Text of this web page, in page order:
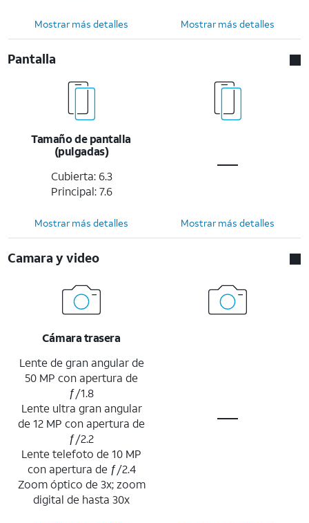
Mostrar más detalles Mostrar más detalles
Pantalla
Tamaño de pantalla
(pulgadas)
Cubierta: 6.3
Principal: 7.6
Mostrar más detalles Mostrar más detalles
Camara y video
Cámara trasera
Lente de gran angular de
50 MP con apertura de
ƒ/1.8
Lente ultra gran angular
de 12 MP con apertura de
ƒ/2.2
Lente telefoto de 10 MP
con apertura de ƒ/2.4
Zoom óptico de 3x; zoom
digital de hasta 30x